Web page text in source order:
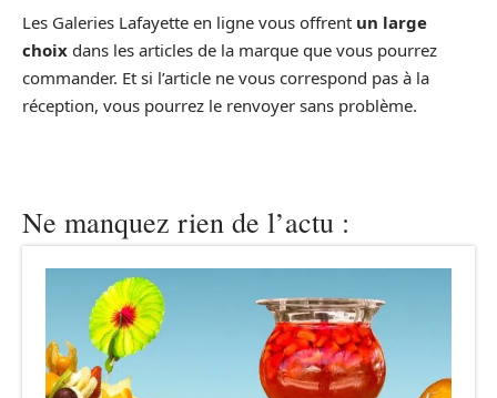
Les Galeries Lafayette en ligne vous offrent un large
choix dans les articles de la marque que vous pourrez
commander. Et si l’article ne vous correspond pas à la
réception, vous pourrez le renvoyer sans problème.
Ne manquez rien de l’actu :